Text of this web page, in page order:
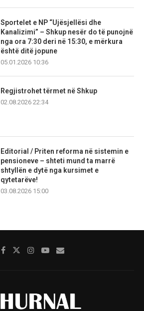
Sportelet e NP “Ujësjellësi dhe
Kanalizimi” – Shkup nesër do të punojnë
nga ora 7:30 deri në 15:30, e mërkura
është ditë jopune
05.01.2026 10:36
Regjistrohet tërmet në Shkup
02.08.2026 22:34
Editorial / Priten reforma në sistemin e
pensioneve – shteti mund ta marrë
shtyllën e dytë nga kursimet e
qytetarëve!
03.08.2026 15:00